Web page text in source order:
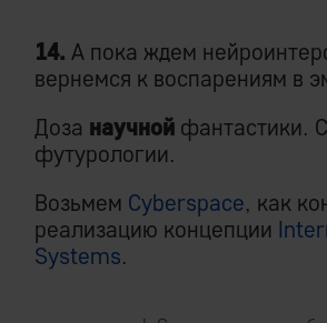
14. А пока ждем
вернемся к воспарениям в
Доза научной фантастики.
футурологии.
Возьмем Cyberspace, как
реализацию концепции
Systems.